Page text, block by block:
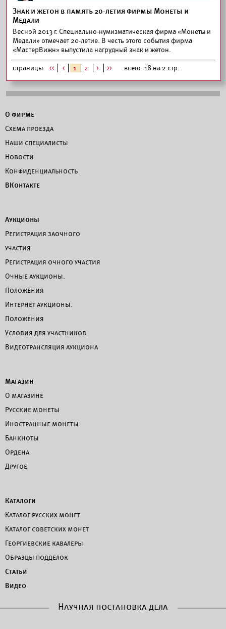
Знак и жетон в память 20-летия фирмы Монеты и
Медали
Весной 2013 г. Специально-нумизматическая фирма «Монеты и
Медали» отмечает 20-летие. В честь этого события фирма
«МастерВижн» выпустила нагрудный знак и жетон.
страницы: << < 1 2 > >> всего: 18 на 2 стр.
О фирме
Схема проезда
Наши специалисты
Новости
Конфиденциальность
ВКонтакте
Аукционы
Регистрация заочного
участия
Регистрация очного участия
Очные аукционы.
Положения
Интернет аукционы.
Положения
Условия для участников
Видеотрансляция аукциона
Магазин
О магазине
Русские монеты
Иностранные монеты
Банкноты
Ордена
Другое
Каталоги
Каталог русских монет
Каталог советских монет
Георгиевские кавалеры
Образцы подделок
Статьи
Видео
Научная постановка дела